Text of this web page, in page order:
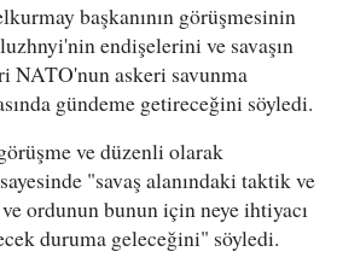
başkanının görüşmesinin
endişelerini ve savaşın
NATO'nun askeri savunma
gündeme getireceğini söyledi.
ve düzenli olarak
"savaş alanındaki taktik ve
ordunun bunun için neye ihtiyacı
duruma geleceğini" söyledi.